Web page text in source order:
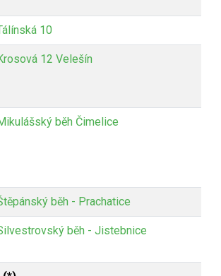
10
12 Velešín
běh Čimelice
běh - Prachatice
běh - Jistebnice